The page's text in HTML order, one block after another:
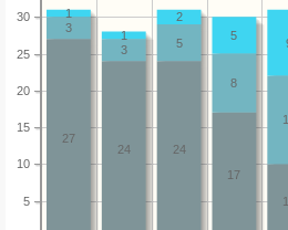
5
10
15
20
25
30
17
24
24
27
8
5
3
3
5
2
1
1